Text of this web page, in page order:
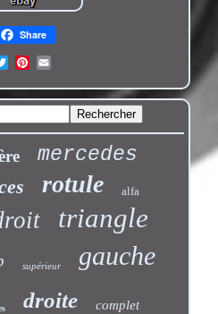
Share
mercedes
rotule alfa
triangle
supérieur gauche
droite complet